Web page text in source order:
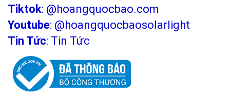
Tiktok: @hoangquocbao.com
Youtube: @hoangquocbaosolarlight
Tin Tức: Tin Tức